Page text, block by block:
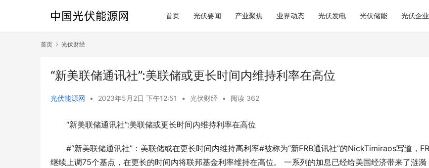
首页 光伏要闻 产业聚焦 业界动态 光伏发电 光伏储能 光伏企业
首页 光伏财经
“新美联储通讯社”:美联储或更长时间内维持利率在高位
光伏能源网 • 2023年5月2日 下午12:51 • 光伏财经 • 阅读 362
“新美联储通讯社”:美联储或更长时间内维持利率在高位
#“新美联储通讯社”：美联储或在更长时间内维持高利率#被称为“新FRB通讯社”的NickTimiraos写道，
继续上调75个基点，在更长的时间内将联邦基金利率维持在高位。 一系列的加息已经给美国经济带来了涟漪